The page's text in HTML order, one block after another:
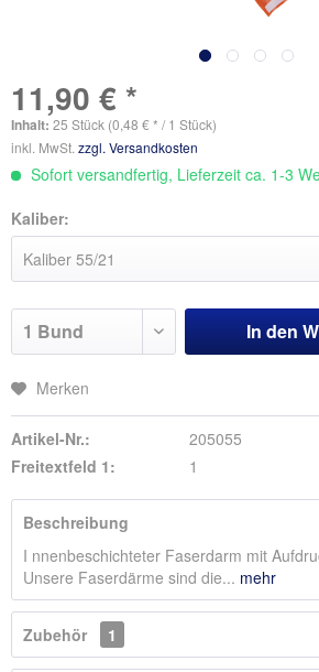
11,90 € *
Inhalt: 25 Stück (0,48 € * / 1 Stück)
inkl. MwSt. zzgl. Versandkosten
Sofort versandfertig, Lieferzeit ca. 1-3
Kaliber:
In den
Merken
Artikel-Nr.:
205055
Freitextfeld 1:
1
Beschreibung
I nnenbeschichteter Faserdarm mit
Unsere Faserdärme sind die... mehr
Zubehör 1